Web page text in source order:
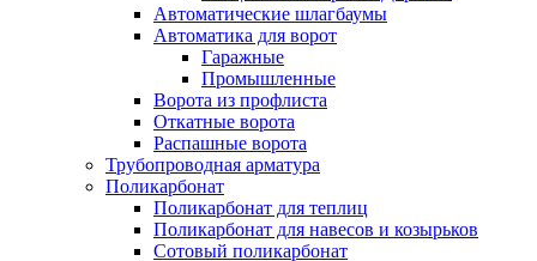
Автоматические шлагбаумы
Автоматика для ворот
Гаражные
Промышленные
Ворота из профлиста
Откатные ворота
Распашные ворота
Трубопроводная арматура
Поликарбонат
Поликарбонат для теплиц
Поликарбонат для навесов и козырьков
Сотовый поликарбонат